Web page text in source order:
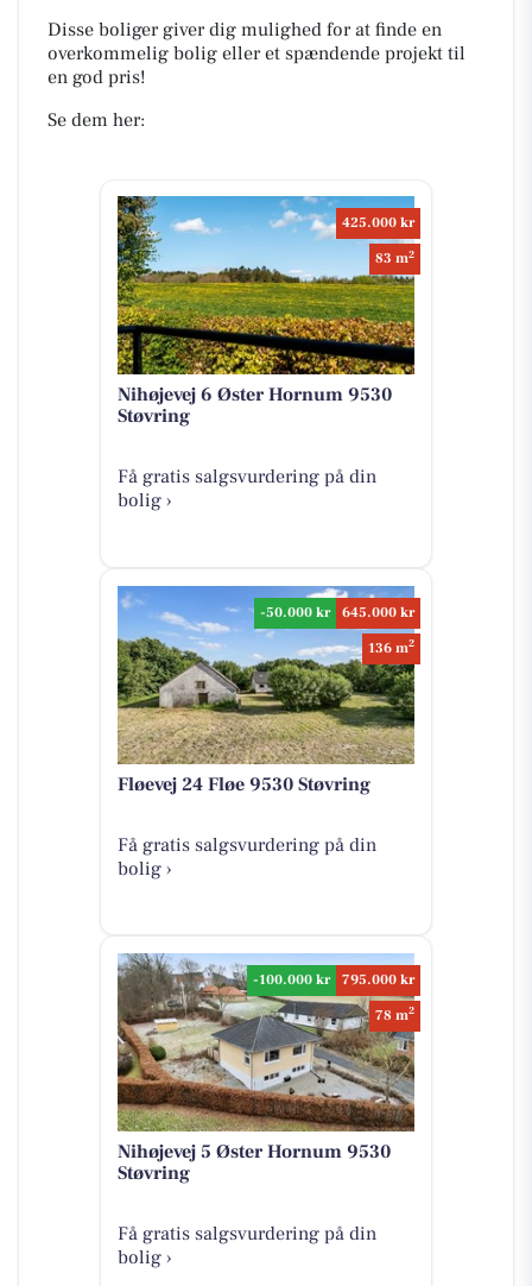
Disse boliger giver dig mulighed for at finde en
overkommelig bolig eller et spændende projekt til
en god pris!
Se dem her:
425.000 kr
83 m2
Nihøjevej 6 Øster Hornum 9530
Støvring
Få gratis salgsvurdering på din
bolig ›
-50.000 kr
645.000 kr
136 m2
Fløevej 24 Fløe 9530 Støvring
Få gratis salgsvurdering på din
bolig ›
-100.000 kr
795.000 kr
78 m2
Nihøjevej 5 Øster Hornum 9530
Støvring
Få gratis salgsvurdering på din
bolig ›